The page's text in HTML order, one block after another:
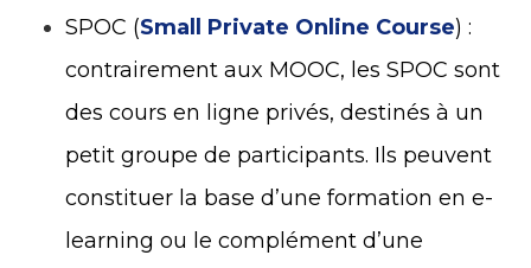
SPOC (Small Private Online Course) :
contrairement aux MOOC, les SPOC sont
des cours en ligne privés, destinés à un
petit groupe de participants. Ils peuvent
constituer la base d’une formation en e-
learning ou le complément d’une